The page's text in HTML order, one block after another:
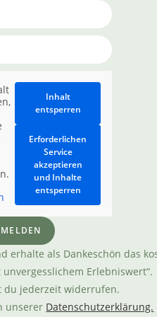
Inhalt
entsperren
Erforderlichen
Service
akzeptieren
und Inhalte
entsperren
erhalte als Dankeschön das
Erlebniswert“.
du jederzeit widerrufen.
unserer Datenschutzerklärung.